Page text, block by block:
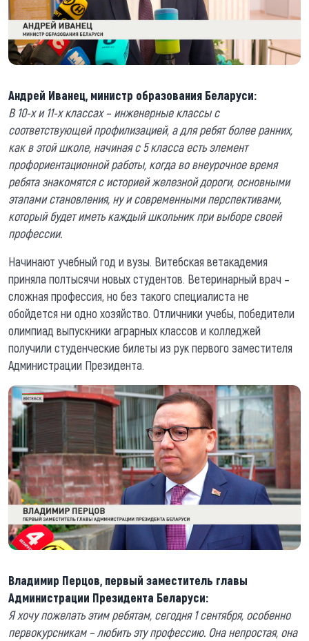
Андрей Иванец, министр образования Беларуси:
В 10-х и 11-х классах – инженерные классы с
соответствующей профилизацией, а для ребят более ранних,
как в этой школе, начиная с 5 класса есть элемент
профориентационной работы, когда во внеурочное время
ребята знакомятся с историей железной дороги, основными
этапами становления, ну и современными перспективами,
который будет иметь каждый школьник при выборе своей
профессии.
Начинают учебный год и вузы. Витебская ветакадемия
приняла полтысячи новых студентов. Ветеринарный врач –
сложная профессия, но без такого специалиста не
обойдется ни одно хозяйство. Отличники учебы, победители
олимпиад выпускники аграрных классов и колледжей
получили студенческие билеты из рук первого заместителя
Администрации Президента.
Владимир Перцов, первый заместитель главы
Администрации Президента Беларуси:
Я хочу пожелать этим ребятам, сегодня 1 сентября, особенно
первокурсникам – любить эту профессию. Она непростая, она